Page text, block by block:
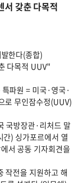
갖춘 다목적
한다(종합)
다목적 UUV"
파원 = 미국·영국·
로 무인잠수정(UUV)
국방장관·리처드 말
) 싱가포르에서 열
서 공동 기자회견을
작전을 지원하고 해